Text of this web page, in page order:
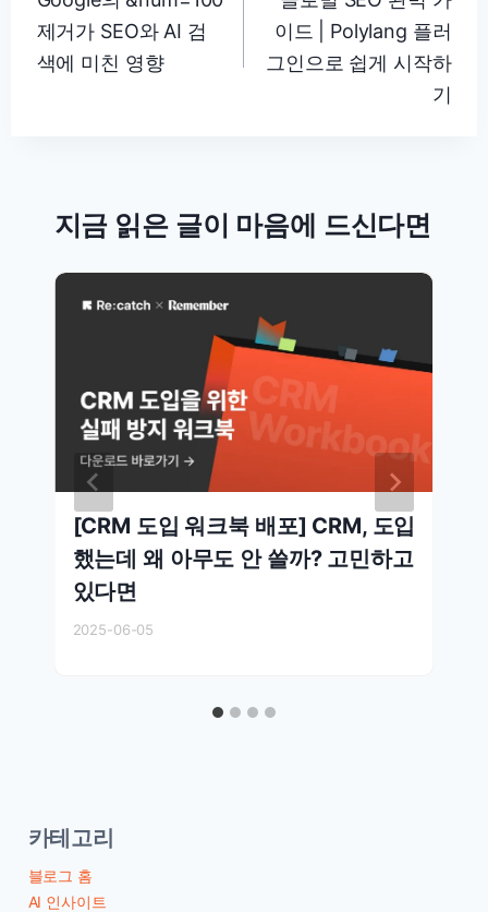
색
제거가 SEO와 AI 검
색에 미친 영향
이드 | Polylang 플러
그인으로 쉽게 시작하
기
지금 읽은 글이 마음에 드신다면
[CRM 도입 워크북 배포] CRM, 도입
했는데 왜 아무도 안 쓸까? 고민하고
있다면
2025-06-05
카테고리
블로그 홈
AI 인사이트